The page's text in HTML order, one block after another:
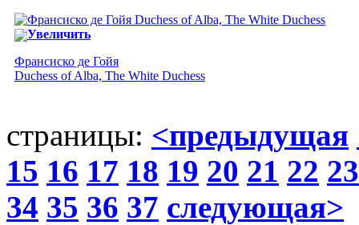
Увеличить
Франсиско де Гойя
Duchess of Alba, The White Duchess
страницы: <предыдущая
15 16 17 18 19 20 21 22 23
34 35 36 37 следующая>